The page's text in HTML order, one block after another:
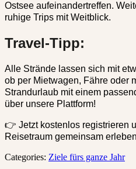
Ostsee aufeinandertreffen.
ruhige Trips mit Weitblick.
Travel-Tipp:
Alle Strände lassen sich mit
ob per Mietwagen, Fähre oder
Strandurlaub mit einem
über unsere Plattform!
👉 Jetzt kostenlos registrieren
Reisetraum gemeinsam
Categories: Ziele fürs ganze Jahr